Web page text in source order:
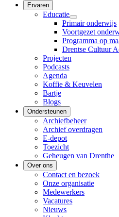
Ervaren
Educatie
Primair onderwijs
Voortgezet
Programma op
Drentse Cultuur
Projecten
Podcasts
Agenda
Koffie & Keuvelen
Bartje
Blogs
Ondersteunen
Archiefbeheer
Archief overdragen
E-depot
Toezicht
Geheugen van Drenthe
Over ons
Contact en bezoek
Onze organisatie
Medewerkers
Vacatures
Nieuws